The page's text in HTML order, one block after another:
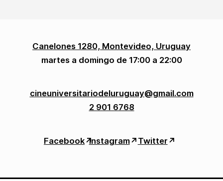
Canelones 1280, Montevideo, Uruguay
martes a domingo de 17:00 a 22:00
cineuniversitariodeluruguay@gmail.com
2 901 6768
Facebook↗︎Instagram↗︎ Twitter ↗︎